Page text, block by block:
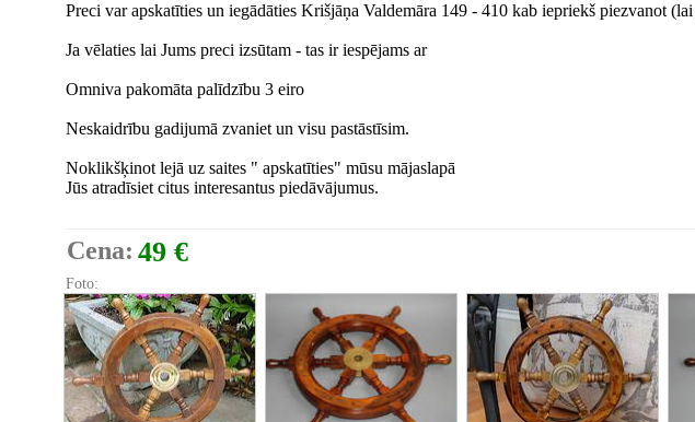
Preci var apskatīties un iegādāties Krišjāņa Valdemāra 149 - 410 kab iepriekš piezvanot
Ja vēlaties lai Jums preci izsūtam - tas ir iespējams ar
Omniva pakomāta palīdzību 3 eiro
Neskaidrību gadijumā zvaniet un visu pastāstīsim.
Noklikšķinot lejā uz saites " apskatīties" mūsu mājaslapā
Jūs atradīsiet citus interesantus piedāvājumus.
Cena: 49 €
Foto: